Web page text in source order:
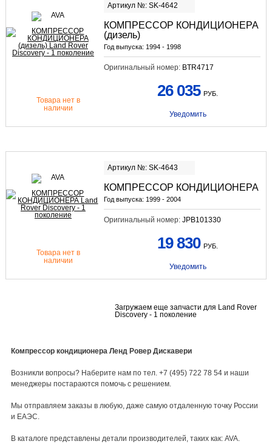
Артикул №: SK-4642
КОМПРЕССОР КОНДИЦИОНЕРА
(дизель)
Год выпуска: 1994 - 1998
Оригинальный номер: BTR4717
Товара нет в
наличии
26 035 РУБ.
Уведомить
Артикул №: SK-4643
КОМПРЕССОР КОНДИЦИОНЕРА
Год выпуска: 1999 - 2004
Оригинальный номер: JPB101330
Товара нет в
наличии
19 830 РУБ.
Уведомить
Загружаем еще запчасти для Land Rover
Discovery - 1 поколение
Компрессор кондиционера Ленд Ровер Дискавери
Возникли вопросы? Наберите нам по тел. +7 (495) 722 78 54 и наши
менеджеры постараются помочь с решением.
Мы отправляем заказы в любую, даже самую отдаленную точку России
и ЕАЭС.
В каталоге представлены детали производителей, таких как: AVA.